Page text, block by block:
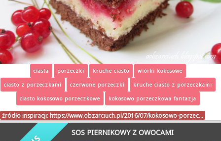
ciasta porzeczki kruche ciasto
wiórki kokosowe
ciasto z porzeczkami
czerwone porzeczki
kruche ciasto z porzeczkami
ciasto kokosowo porzeczkowe
kokosowo porzeczkowa fantazja
źródło inspiracji: https://www.obzarciuch.pl/2016/07/kokosowo-porzec…
SOS PIERNIKOWY Z OWOCAMI